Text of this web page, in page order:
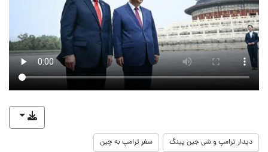
دیدار ترامپ و شی جین پینگ سفر ترامپ به چین